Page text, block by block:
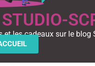
les cadeaux sur le blog